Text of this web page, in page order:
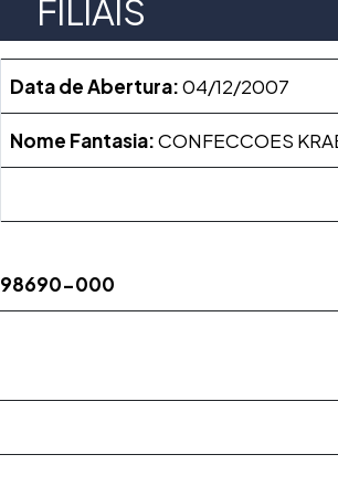
FILIAIS
Data de Abertura:04/12/2007
Nome Fantasia:CONFECCOES
98690-000